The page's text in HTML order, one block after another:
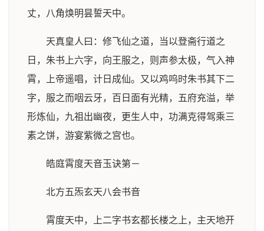
丈，八角焕明昙誓天中。
天真皇人曰：修飞仙之道，当以登斋行道之
日，朱书上六字，向王服之，则声参太极，气入神
霄，上帝遥唱，计日成仙。又以鸡呜时朱书其下二
字，服之而咽云牙，百日面有光精，五府充溢，举
形炼仙，九祖出幽夜，更生人中，功满克得驾乘三
素之饼，游宴紫微之宫也。
皓庭霄度天音玉诀第－
北方五炁玄天八会书音
霄度天中，上二字书玄都长楼之上，主天地开